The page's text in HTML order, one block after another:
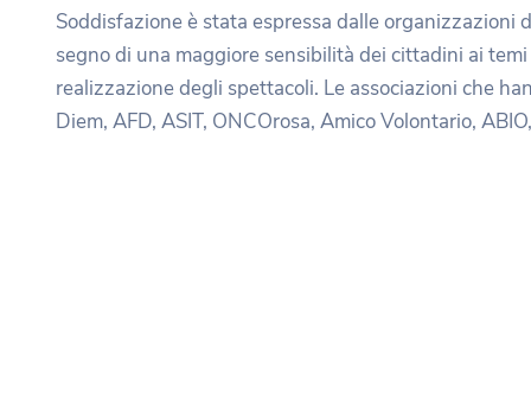
Soddisfazione è stata espressa dalle
segno di una maggiore sensibilità dei cittadini ai
realizzazione degli spettacoli. Le associazioni che
Diem, AFD, ASIT, ONCOrosa, Amico Volontario,